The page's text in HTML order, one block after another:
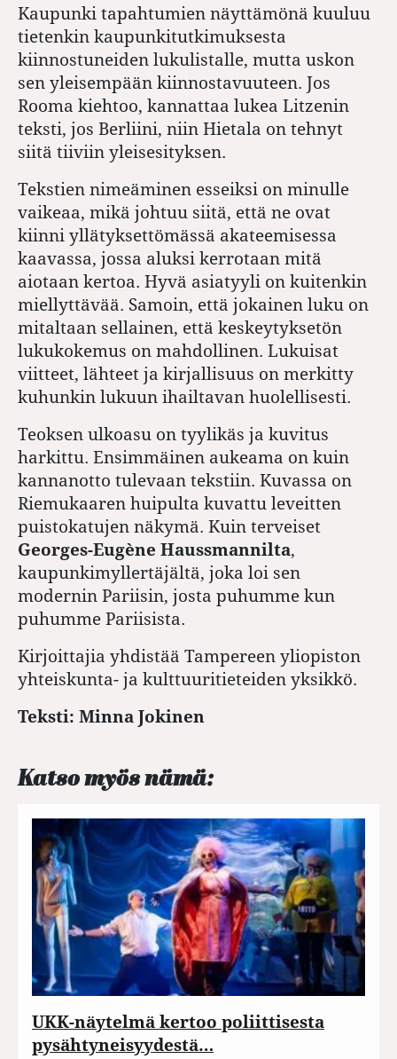
Kaupunki tapahtumien näyttämönä kuuluu
tietenkin kaupunkitutkimuksesta
kiinnostuneiden lukulistalle, mutta uskon
sen yleisempään kiinnostavuuteen. Jos
Rooma kiehtoo, kannattaa lukea Litzenin
teksti, jos Berliini, niin Hietala on tehnyt
siitä tiiviin yleisesityksen.
Tekstien nimeäminen esseiksi on minulle
vaikeaa, mikä johtuu siitä, että ne ovat
kiinni yllätyksettömässä akateemisessa
kaavassa, jossa aluksi kerrotaan mitä
aiotaan kertoa. Hyvä asiatyyli on kuitenkin
miellyttävää. Samoin, että jokainen luku on
mitaltaan sellainen, että keskeytyksetön
lukukokemus on mahdollinen. Lukuisat
viitteet, lähteet ja kirjallisuus on merkitty
kuhunkin lukuun ihailtavan huolellisesti.
Teoksen ulkoasu on tyylikäs ja kuvitus
harkittu. Ensimmäinen aukeama on kuin
kannanotto tulevaan tekstiin. Kuvassa on
Riemukaaren huipulta kuvattu leveitten
puistokatujen näkymä. Kuin terveiset
Georges-Eugène Haussmannilta,
kaupunkimyllertäjältä, joka loi sen
modernin Pariisin, josta puhumme kun
puhumme Pariisista.
Kirjoittajia yhdistää Tampereen yliopiston
yhteiskunta- ja kulttuuritieteiden yksikkö.
Teksti: Minna Jokinen
Katso myös nämä:
UKK-näytelmä kertoo poliittisesta
pysähtyneisyydestä…